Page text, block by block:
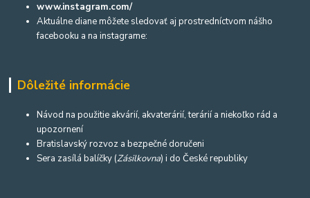
www.instagram.com/
Aktuálne diane môžete sledovať aj prostredníctvom nášho
facebooku a na instagrame:
Dôležité informácie
Návod na použitie akvárií, akvaterárií, terárií a niekoľko rád a
upozornení
Bratislavský rozvoz a bezpečné doručeni
Sera zasílá balíčky (Zásilkovna) i do České republiky